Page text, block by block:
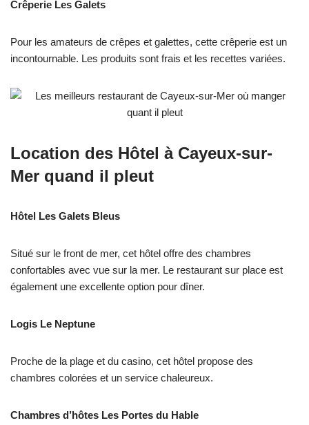
Crêperie Les Galets
Pour les amateurs de crêpes et galettes, cette crêperie est un
incontournable. Les produits sont frais et les recettes variées.
Location des Hôtel à Cayeux-sur-
Mer quand il pleut
Hôtel Les Galets Bleus
Situé sur le front de mer, cet hôtel offre des chambres
confortables avec vue sur la mer. Le restaurant sur place est
également une excellente option pour dîner.
Logis Le Neptune
Proche de la plage et du casino, cet hôtel propose des
chambres colorées et un service chaleureux.
Chambres d’hôtes Les Portes du Hable